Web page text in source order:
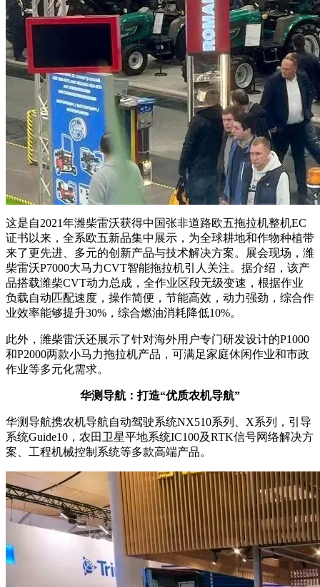
这是自2021年潍柴雷沃获得中国张非道路欧五拖拉机整机EC
证书以来，全系欧五新品集中展示，为全球耕地和作物种植带
来了更先进、多元的创新产品与技术解决方案。展会现场，潍
柴雷沃P7000大马力CVT智能拖拉机引人关注。据介绍，该产
品搭载潍柴CVT动力总成，全作业区段无级变速，根据作业
负载自动匹配速度，操作简便，节能高效，动力强劲，综合作
业效率能够提升30% ，综合燃油消耗降低10%。
此外，潍柴雷沃还展示了针对海外用户专门研发设计的P1000
和P2000两款小马力拖拉机产品，可满足家庭休闲作业和市政
作业等多元化需求。
华测导航：打造“优质农机导航”
华测导航携农机导航自动驾驶系统NX510系列、 X系列，引导
系统Guide10 ，农田卫星平地系统IC100及RTK信号网络解决方
案、工程机械控制系统等多款高端产品。